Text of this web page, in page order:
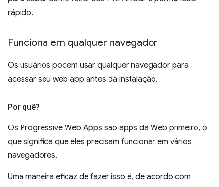
rápido.
Funciona em qualquer navegador
Os usuários podem usar qualquer navegador para
acessar seu web app antes da instalação.
Por quê?
Os Progressive Web Apps são apps da Web primeiro, o
que significa que eles precisam funcionar em vários
navegadores.
Uma maneira eficaz de fazer isso é, de acordo com